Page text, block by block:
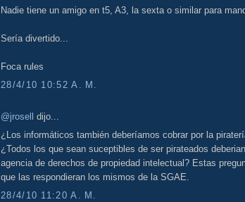
Nadie tiene un amigo en t5, A3, la sexta o similar para
Sería divertido...
Foca rules
28/4/10 10:52 A. M.
@jrosell
dijo...
¿Los informáticos también deberíamos cobrar por la
¿Todos los que sean suceptibles de ser pirateados
agencia de derechos de propiedad intelectual? Estas
que las respondieran los mismos de la SGAE.
28/4/10 11:20 A. M.